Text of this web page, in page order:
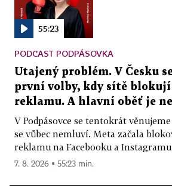
55:23
PODCAST PODPÁSOVKA
Utajený problém. V Česku
první volby, kdy sítě
reklamu. A hlavní oběť je
V Podpásovce se tentokrát
se vůbec nemluví. Meta začala
reklamu na Facebooku a Instagramu
7. 8. 2026 ▪ 55:23 min.